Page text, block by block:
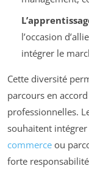
l’occasion
intégrer le
Cette diversité
parcours en
professionnelles.
souhaitent
commerce ou
forte